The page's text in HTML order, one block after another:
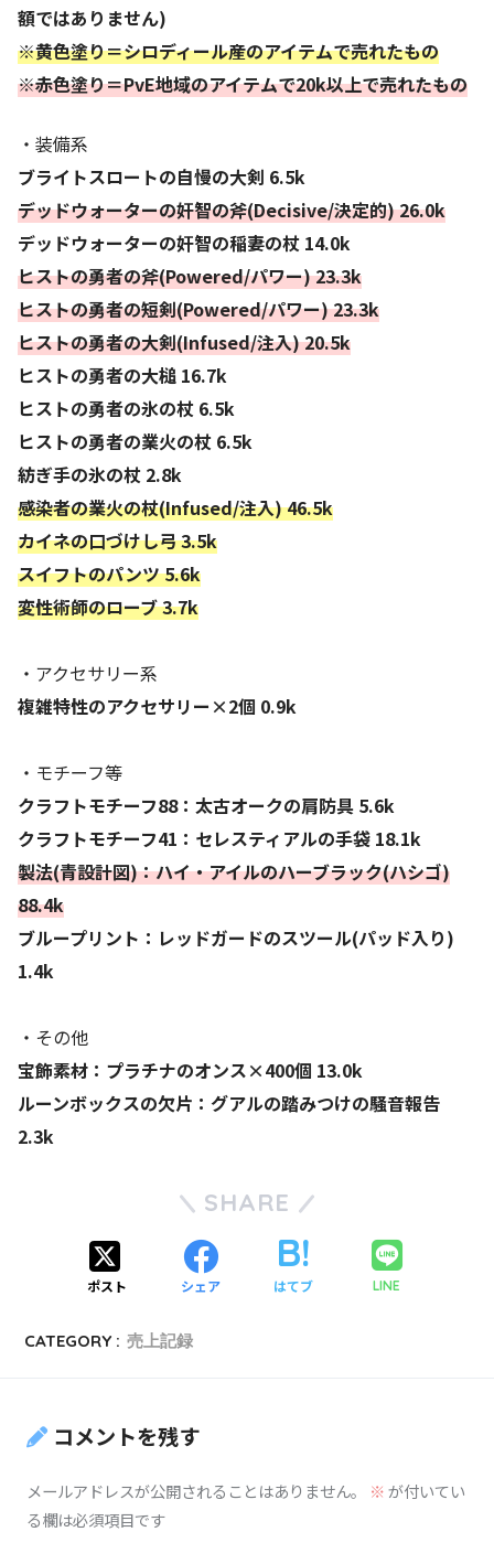
額ではありません)
※黄色塗り＝シロディール産のアイテムで売れたもの
※赤色塗り＝PvE地域のアイテムで20k以上で売れたもの
・装備系
ブライトスロートの自慢の大剣 6.5k
デッドウォーターの奸智の斧(Decisive/決定的) 26.0k
デッドウォーターの奸智の稲妻の杖 14.0k
ヒストの勇者の斧(Powered/パワー) 23.3k
ヒストの勇者の短剣(Powered/パワー) 23.3k
ヒストの勇者の大剣(Infused/注入) 20.5k
ヒストの勇者の大槌 16.7k
ヒストの勇者の氷の杖 6.5k
ヒストの勇者の業火の杖 6.5k
紡ぎ手の氷の杖 2.8k
感染者の業火の杖(Infused/注入) 46.5k
カイネの口づけし弓 3.5k
スイフトのパンツ 5.6k
変性術師のローブ 3.7k
・アクセサリー系
複雑特性のアクセサリー×2個 0.9k
・モチーフ等
クラフトモチーフ88：太古オークの肩防具 5.6k
クラフトモチーフ41：セレスティアルの手袋 18.1k
製法(青設計図)：ハイ・アイルのハーブラック(ハシゴ)
88.4k
ブループリント：レッドガードのスツール(パッド入り)
1.4k
・その他
宝飾素材：プラチナのオンス×400個 13.0k
ルーンボックスの欠片：グアルの踏みつけの騒音報告
2.3k
SHARE
ポスト シェア はてブ LINE
CATEGORY : 売上記録
コメントを残す
メールアドレスが公開されることはありません。 ※が付いてい
る欄は必須項目です